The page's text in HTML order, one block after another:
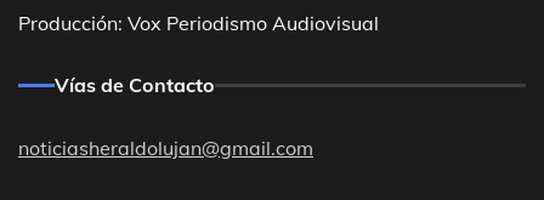
Producción: Vox Periodismo Audiovisual
Vías de Contacto
noticiasheraldolujan@gmail.com